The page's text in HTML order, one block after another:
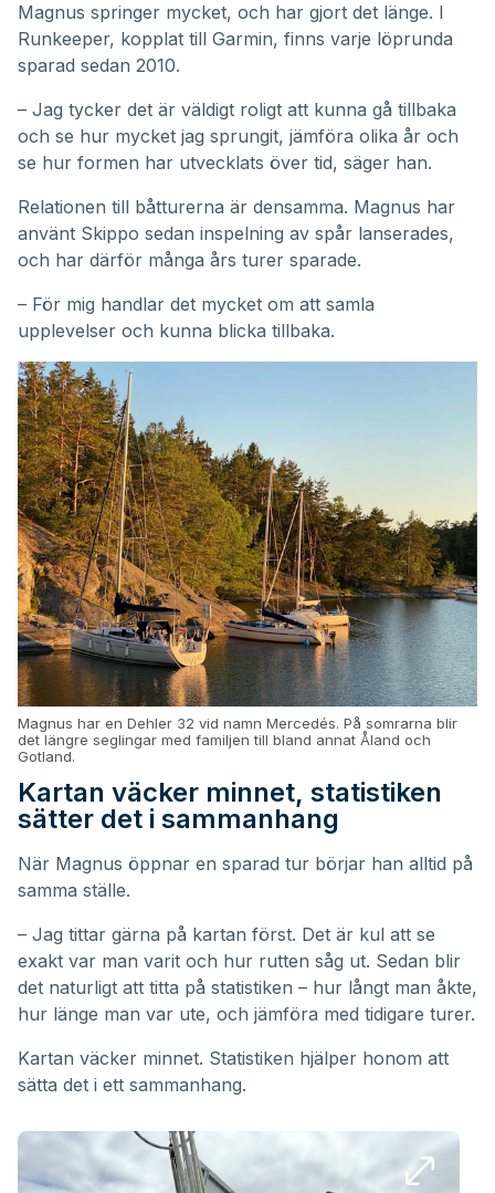
Magnus springer mycket, och har gjort det länge. I
Runkeeper, kopplat till Garmin, finns varje löprunda
sparad sedan 2010.
– Jag tycker det är väldigt roligt att kunna gå tillbaka
och se hur mycket jag sprungit, jämföra olika år och
se hur formen har utvecklats över tid, säger han.
Relationen till båtturerna är densamma. Magnus har
använt Skippo sedan inspelning av spår lanserades,
och har därför många års turer sparade.
– För mig handlar det mycket om att samla
upplevelser och kunna blicka tillbaka.
Magnus har en Dehler 32 vid namn Mercedés. På somrarna blir
det längre seglingar med familjen till bland annat Åland och
Gotland.
Kartan väcker minnet, statistiken
sätter det i sammanhang
När Magnus öppnar en sparad tur börjar han alltid på
samma ställe.
– Jag tittar gärna på kartan först. Det är kul att se
exakt var man varit och hur rutten såg ut. Sedan blir
det naturligt att titta på statistiken – hur långt man åkte,
hur länge man var ute, och jämföra med tidigare turer.
Kartan väcker minnet. Statistiken hjälper honom att
sätta det i ett sammanhang.